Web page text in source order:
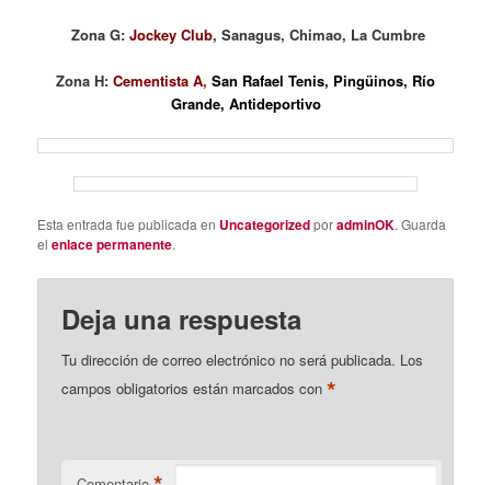
Zona G: Jockey Club, Sanagus, Chimao, La Cumbre
Zona H: Cementista A, San Rafael Tenis, Pingüinos, Río
Grande, Antideportivo
Esta entrada fue publicada en UncategorizedporadminOK. Guarda
elenlace permanente.
Deja una respuesta
Tu dirección de correo electrónico no será publicada. Los
campos obligatorios están marcados con*